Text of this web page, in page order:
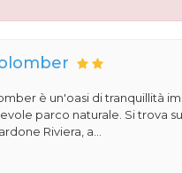
è un'oasi di tranquillità
parco naturale. Si trova
Riviera, a...